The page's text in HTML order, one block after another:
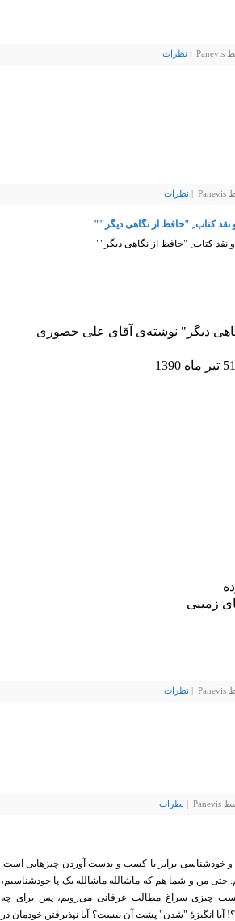
نظرات
نظرات
نقد کتاب ِ "حافظ از نگاهی دیگر""
نقد کتاب ِ "حافظ از نگاهی دیگر""
دیگر"‌ نوشته‌ی آقای علی ‌حصوری
زمینی
نظرات
نظرات
خود‌شناسی برابر با کسب و بدست آوردن چیزهایی است.
حتی من و شما هم که ماشالله ماشالله یک پا خودشناسیم،
کسب چیزی سراغ مطالب عرفانی می‌رویم، پس برای چه
انگیزهٔ "شدن" پشت آن نیست؟ آیا نپذیرفتن خودمان در